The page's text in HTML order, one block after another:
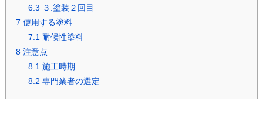
6.3 ３.塗装２回目
7 使用する塗料
7.1耐候性塗料
8注意点
8.1施工時期
8.2 専門業者の選定